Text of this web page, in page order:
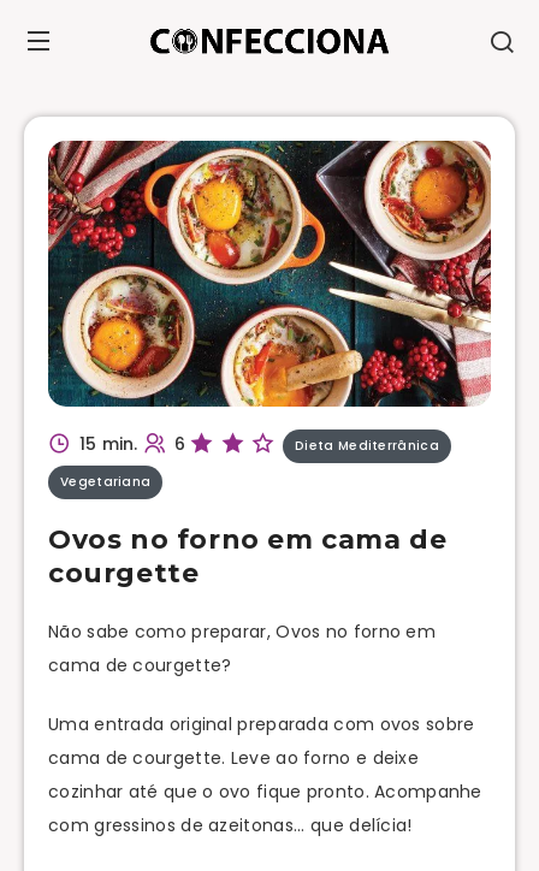
15 min. 6 Dieta Mediterrânica
Vegetariana
Ovos no forno em cama de
courgette
Não sabe como preparar, Ovos no forno em
cama de courgette?
Uma entrada original preparada com ovos sobre
cama de courgette. Leve ao forno e deixe
cozinhar até que o ovo fique pronto. Acompanhe
com gressinos de azeitonas... que delícia!